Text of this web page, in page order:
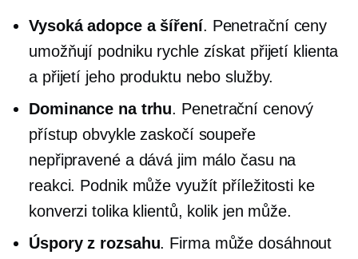
Vysoká adopce a šíření. Penetrační ceny
umožňují podniku rychle získat přijetí klienta
a přijetí jeho produktu nebo služby.
Dominance na trhu. Penetrační cenový
přístup obvykle zaskočí soupeře
nepřipravené a dává jim málo času na
reakci. Podnik může využít příležitosti ke
konverzi tolika klientů, kolik jen může.
Úspory z rozsahu. Firma může dosáhnout